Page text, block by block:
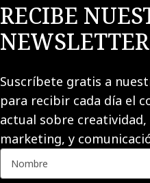
RECIBE
NEWSLETTER
Suscríbete gratis a
para recibir cada día el
actual sobre
marketing, y